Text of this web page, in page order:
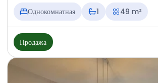
Однокомнатная
1 49 m²
Продажа